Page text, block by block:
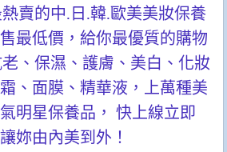
賣的中.日.韓.歐美美妝保養
最低價，給你最優質的購物
、保濕、護膚、美白、化妝
、面膜、精華液，上萬種美
明星保養品， 快上線立即
妳由內美到外！